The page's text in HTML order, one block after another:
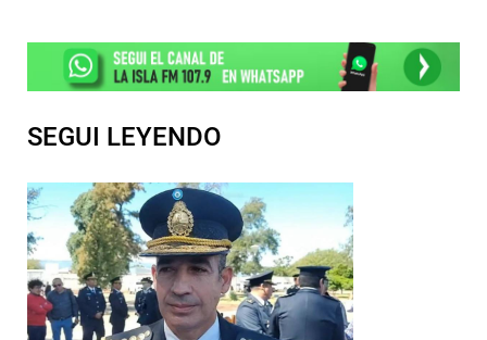
SEGUI LEYENDO